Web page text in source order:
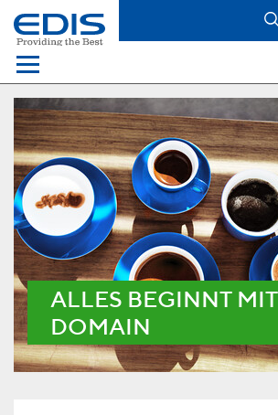
Menü
Domains
Webhosting Österreich
News
über EDIS
ALLES BEGINNT
DOMAIN